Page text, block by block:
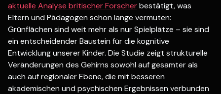
aktuelle Analyse britischer Forscherbestätigt, was
Eltern und Pädagogen schon lange vermuten:
Grünflächen sind weit mehr als nur Spielplätze – sie sind
ein entscheidender Baustein für die kognitive
Entwicklung unserer Kinder. Die Studie zeigt strukturelle
Veränderungen des Gehirns sowohl auf gesamter als
auch auf regionaler Ebene, die mit besseren
akademischen und psychischen Ergebnissen verbunden